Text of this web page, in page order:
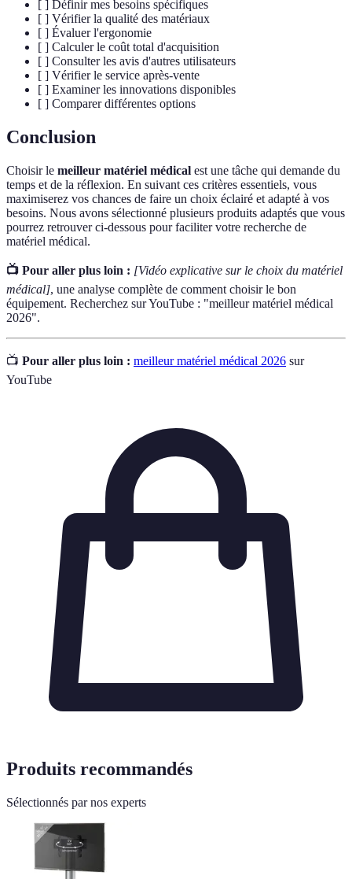
[ ] Définir mes besoins spécifiques
[ ] Vérifier la qualité des matériaux
[ ] Évaluer l'ergonomie
[ ] Calculer le coût total d'acquisition
[ ] Consulter les avis d'autres utilisateurs
[ ] Vérifier le service après-vente
[ ] Examiner les innovations disponibles
[ ] Comparer différentes options
Conclusion
Choisir le meilleur matériel médical est une tâche qui demande du
temps et de la réflexion. En suivant ces critères essentiels, vous
maximiserez vos chances de faire un choix éclairé et adapté à vos
besoins. Nous avons sélectionné plusieurs produits adaptés que vous
pourrez retrouver ci-dessous pour faciliter votre recherche de
matériel médical.
📺 Pour aller plus loin : [Vidéo explicative sur le choix du matériel
médical], une analyse complète de comment choisir le bon
équipement. Recherchez sur YouTube : "meilleur matériel médical
2026".
📺 Pour aller plus loin : meilleur matériel médical 2026 sur
YouTube
Produits recommandés
Sélectionnés par nos experts